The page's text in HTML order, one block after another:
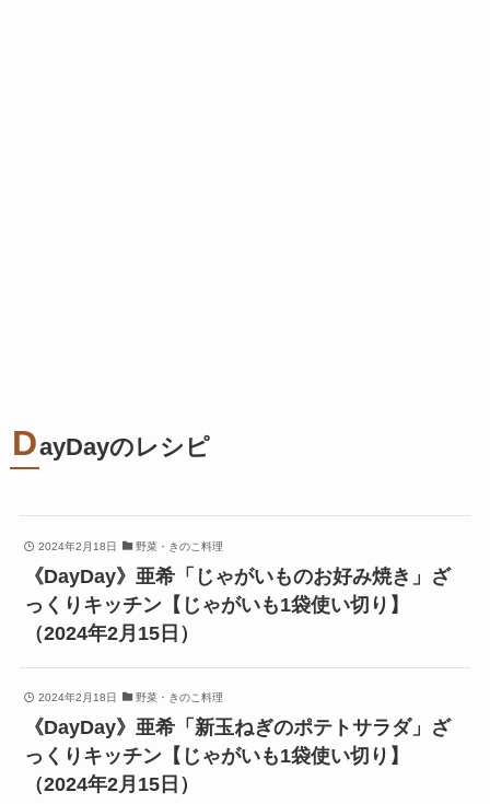
DayDayのレシピ
2024年2月18日 野菜・きのこ料理
《DayDay》亜希「じゃがいものお好み焼き」ざ
っくりキッチン【じゃがいも1袋使い切り】
（2024年2月15日）
2024年2月18日 野菜・きのこ料理
《DayDay》亜希「新玉ねぎのポテトサラダ」ざ
っくりキッチン【じゃがいも1袋使い切り】
（2024年2月15日）